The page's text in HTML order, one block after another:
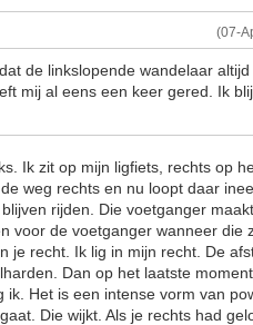
(07-
de linkslopende wandelaar
mij al eens een keer gered. Ik
Ik zit op mijn ligfiets, rechts op
weg rechts en nu loopt daar
rijden. Die voetganger
voor de voetganger wanneer die
je recht. Ik lig in mijn recht. De
Dan op het laatste
Het is een intense vorm van
Die wijkt. Als je rechts had